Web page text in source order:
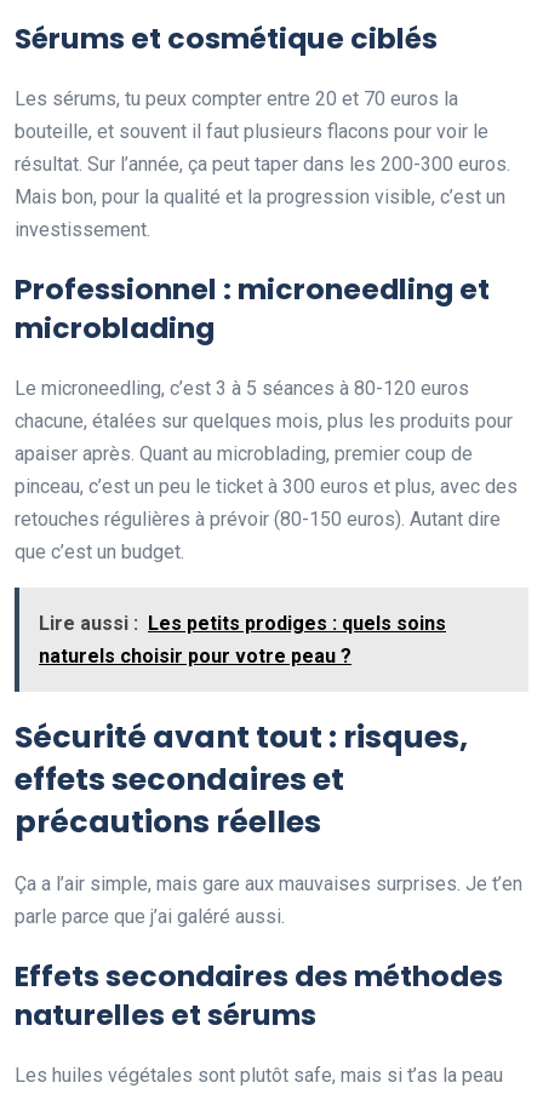
Sérums et cosmétique ciblés
Les sérums, tu peux compter entre 20 et 70 euros la
bouteille, et souvent il faut plusieurs flacons pour voir le
résultat. Sur l’année, ça peut taper dans les 200-300 euros.
Mais bon, pour la qualité et la progression visible, c’est un
investissement.
Professionnel : microneedling et
microblading
Le microneedling, c’est 3 à 5 séances à 80-120 euros
chacune, étalées sur quelques mois, plus les produits pour
apaiser après. Quant au microblading, premier coup de
pinceau, c’est un peu le ticket à 300 euros et plus, avec des
retouches régulières à prévoir (80-150 euros). Autant dire
que c’est un budget.
Lire aussi : Les petits prodiges : quels soins
naturels choisir pour votre peau ?
Sécurité avant tout : risques,
effets secondaires et
précautions réelles
Ça a l’air simple, mais gare aux mauvaises surprises. Je t’en
parle parce que j’ai galéré aussi.
Effets secondaires des méthodes
naturelles et sérums
Les huiles végétales sont plutôt safe, mais si t’as la peau